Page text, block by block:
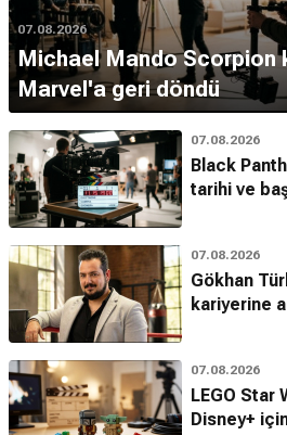
07.08.2026
Michael Mando Scorpion
Marvel'a geri döndü
07.08.2026
Black
tarihi ve
07.08.2026
Gökhan
kariyerine
07.08.2026
LEGO Star
Disney+